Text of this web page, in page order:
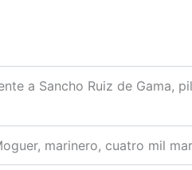
a Sancho Ruiz de Gama,
marinero, cuatro mil